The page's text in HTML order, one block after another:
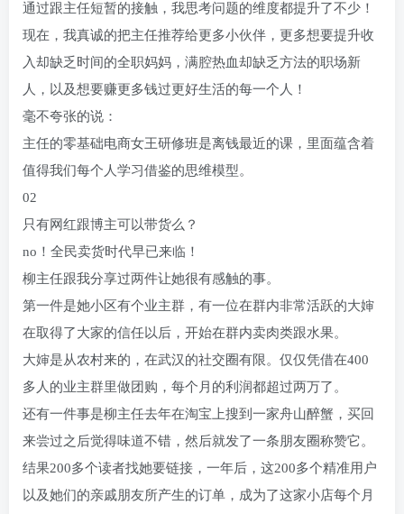
通过跟主任短暂的接触，我思考问题的维度都提升了不少！
现在，我真诚的把主任推荐给更多小伙伴，更多想要提升收
入却缺乏时间的全职妈妈，满腔热血却缺乏方法的职场新
人，以及想要赚更多钱过更好生活的每一个人！
毫不夸张的说：
主任的零基础电商女王研修班是离钱最近的课，里面蕴含着
值得我们每个人学习借鉴的思维模型。
02
只有网红跟博主可以带货么？
no！全民卖货时代早已来临！
柳主任跟我分享过两件让她很有感触的事。
第一件是她小区有个业主群，有一位在群内非常活跃的大婶
在取得了大家的信任以后，开始在群内卖肉类跟水果。
大婶是从农村来的，在武汉的社交圈有限。仅仅凭借在400
多人的业主群里做团购，每个月的利润都超过两万了。
还有一件事是柳主任去年在淘宝上搜到一家舟山醉蟹，买回
来尝过之后觉得味道不错，然后就发了一条朋友圈称赞它。
结果200多个读者找她要链接，一年后，这200多个精准用户
以及她们的亲戚朋友所产生的订单，成为了这家小店每个月